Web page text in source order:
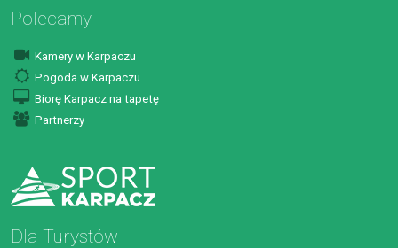
Polecamy
Kamery w Karpaczu
Pogoda w Karpaczu
Biorę Karpacz na tapetę
Partnerzy
Dla Turystów